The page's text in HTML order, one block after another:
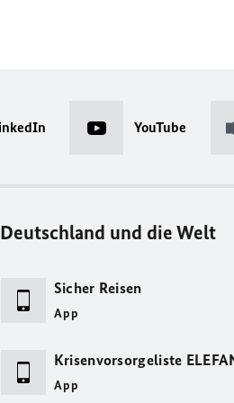
YouTube
Deutschland und die Welt
Sicher Reisen
App
Krisenvorsorgeliste
App